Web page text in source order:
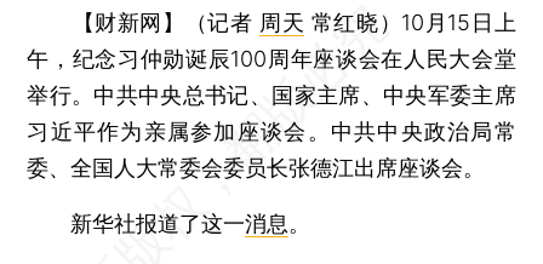
【财新网】（记者 周天 常红晓） 10月15日上
午，纪念习仲勋诞辰100周年座谈会在人民大会堂
举行。中共中央总书记、国家主席、中央军委主席
习近平作为亲属参加座谈会。中共中央政治局常
委、全国人大常委会委员长张德江出席座谈会。
新华社报道了这一消息。